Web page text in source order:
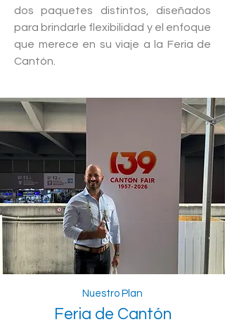
dos paquetes distintos, diseñados
para brindarle flexibilidad y el enfoque
que merece en su viaje a la Feria de
Cantón.
Nuestro Plan
Feria de Cantón